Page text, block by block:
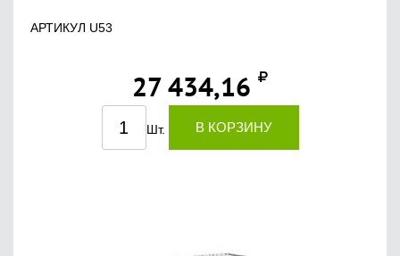
АРТИКУЛ U53
27 434,16
Шт. В КОРЗИНУ